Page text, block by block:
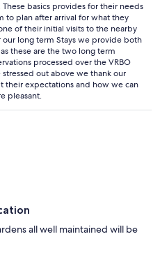
basics provides for their needs
to plan after arrival for what they
of their initial visits to the nearby
long term Stays we provide both
these are the two long term
processed over the VRBO
out above we thank our
their expectations and how we can
pleasant.
all well maintained will be